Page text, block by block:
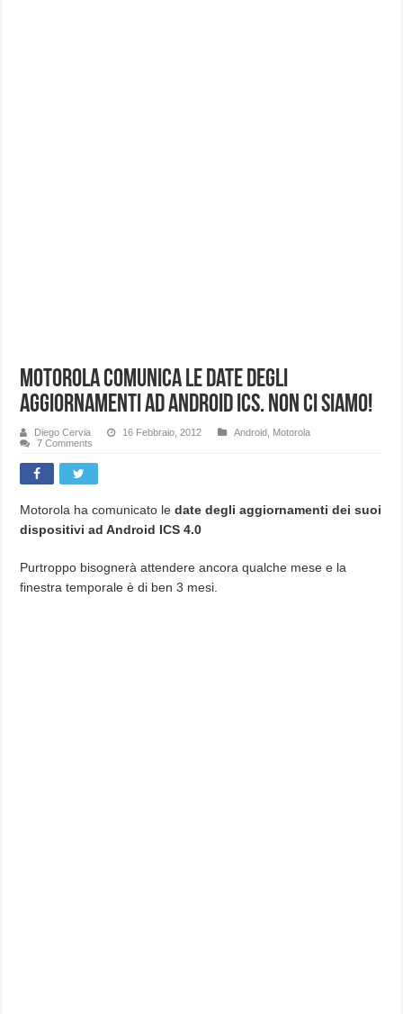
Motorola comunica le date degli
aggiornamenti ad Android ICS. Non ci siamo!
Diego Cervia 16 Febbraio, 2012 Android Motorola
7 Comments
Motorola ha comunicato le date degli aggiornamenti dei suoi
dispositivi ad Android ICS 4.0
Purtroppo bisognerà attendere ancora qualche mese e la
finestra temporale è di ben 3 mesi.